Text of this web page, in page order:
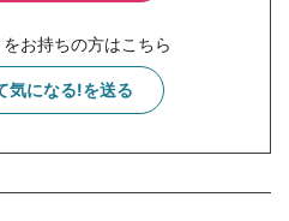
お持ちの方はこちら
気になる!を送る